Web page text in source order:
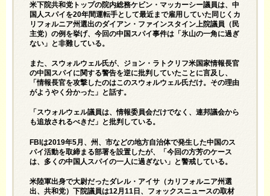
米下院共和党トップの院内総務ケビン・マッカーシー議員は、中
国人スパイを20年間運転手として最近まで雇用していた同じくカ
リフォルニア州選出のダイアン・ファインスタイン上院議員（民
主党）の例を挙げ、今回の中国スパイ事件は「氷山の一角に過ぎ
ない」と非難している。
また、スウォルウェル氏が、ジョン・ラトクリフ米国家情報長官
の中国スパイに関する警告を逆に批判していたことに言及し、
「情報長官を攻撃したのはこのスウォルウェル氏だけ。その理由
がようやく分かった」と話す。
「スウォルウェル議員は、情報委員会だけでなく、連邦議会から
も追放されるべきだ」と批判している。
FBIは2019年5月、州、市などの地方自治体で発生した中国のス
パイ活動を取締まる部署を設置したが、「今回の方芳のケース
は、多くの中国人スパイの一人に過ぎない」と警戒している。
米陸軍出身で大尉だったダレル・アイサ（カリフォルニア州選
出、共和党）下院議員は12月11日、フォックスニュースの取材